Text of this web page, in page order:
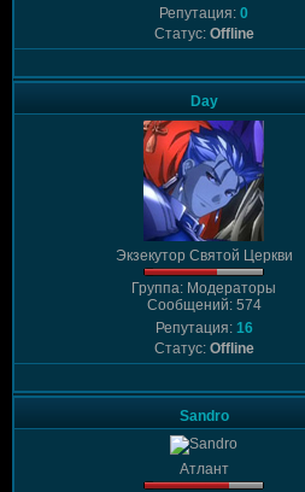
Репутация: 0
Статус: Offline
Day
Экзекутор Святой Церкви
Группа: Модераторы
Сообщений: 574
Репутация: 16
Статус: Offline
Sandro
Атлант